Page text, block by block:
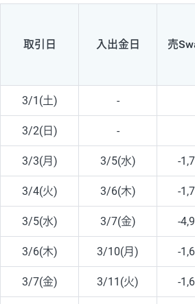
取引日 入出金日 売
3/1(土) -
3/2(日) -
3/3(月) 3/5(水) -
3/4(火) 3/6(木) -
3/5(水) 3/7(金) -
3/6(木) 3/10(月) -
3/7(金) 3/11(火) -